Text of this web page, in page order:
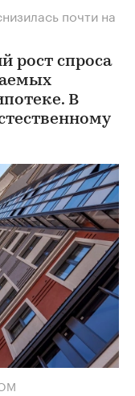
почти на
рост спроса
В